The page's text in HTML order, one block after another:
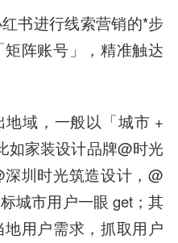
书进行线索营销的*步
阵账号」，精准触达
域，一般以「城市 +
如家装设计品牌@时光
圳时光筑造设计，@
城市用户一眼 get；其
用户需求，抓取用户